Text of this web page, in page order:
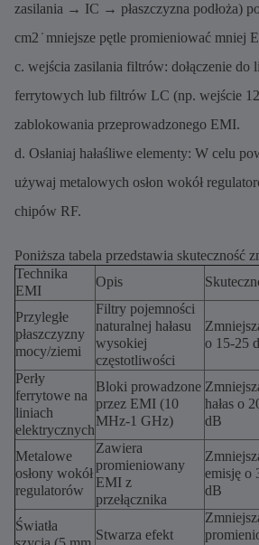
zasilania → IC → płaszczyzna podłoża)
cm2 ̇ mniejsze pętle promieniować mniej
c. wejścia zasilania filtrów: dołączenie do
ferrytowych lub filtrów LC (np. wejście
zablokowania przeprowadzonego EMI.
d. Osłaniaj hałaśliwe elementy: W celu
używaj metalowych osłon wokół
chipów RF.
Poniższa tabela przedstawia skuteczność
Technika
EMI
Opis
Przyległe
płaszczyzny
mocy/ziemi
Filtry pojemności
naturalnej hałasu
wysokiej
częstotliwości
o 15-25
Perły
ferrytowe na
liniach
elektrycznych
Bloki prowadzone
przez EMI (10
MHz-1 GHz)
hałas o
dB
Metalowe
osłony wokół
regulatorów
Zawiera
promieniowany
EMI z
przełącznika
emisję o
dB
Światła
Stwarza efekt